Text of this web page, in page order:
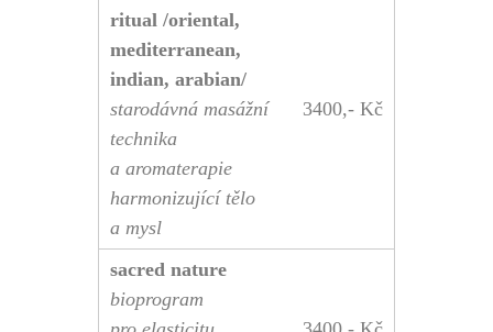
ritual /oriental,
mediterranean,
indian, arabian/
starodávná masážní
technika
a aromaterapie
harmonizující tělo
a mysl
3400,- Kč
sacred nature
bioprogram